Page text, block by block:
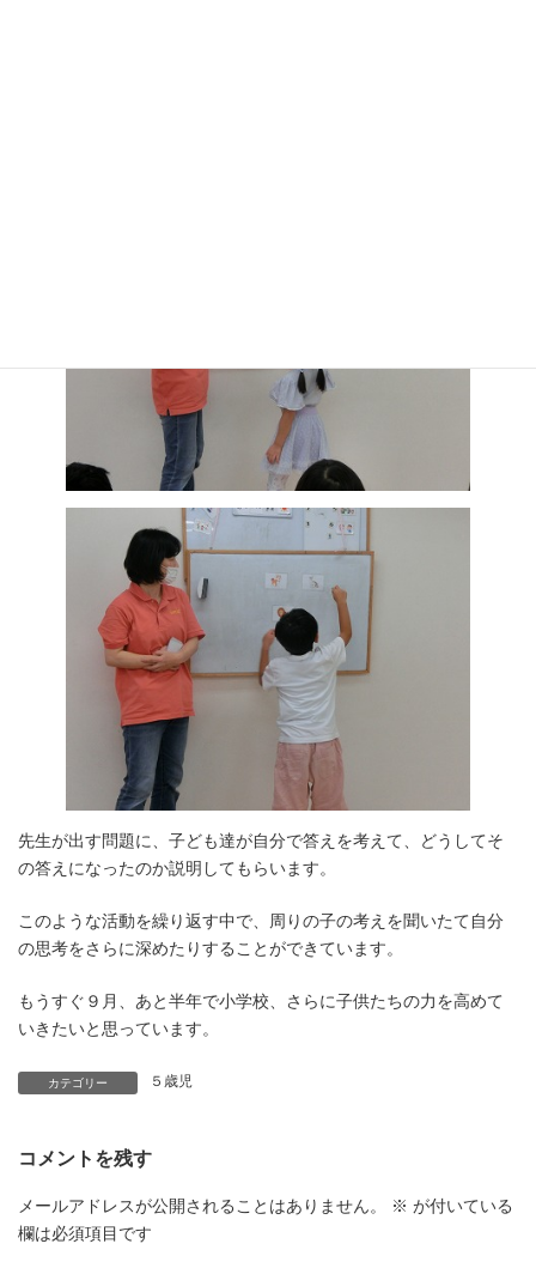
先生が出す問題に、子ども達が自分で答えを考えて、どうしてそ
の答えになったのか説明してもらいます。
このような活動を繰り返す中で、周りの子の考えを聞いたて自分
の思考をさらに深めたりすることができています。
もうすぐ９月、あと半年で小学校、さらに子供たちの力を高めて
いきたいと思っています。
カテゴリー ５歳児
コメントを残す
メールアドレスが公開されることはありません。 ※ が付いている
欄は必須項目です